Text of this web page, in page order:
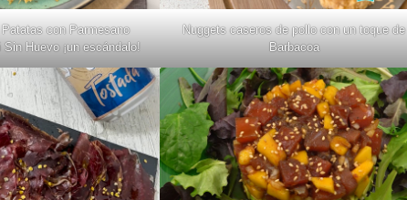
con Parmesano
Huevo ¡un escándalo!
Nuggets caseros de pollo con un toque de
Barbacoa